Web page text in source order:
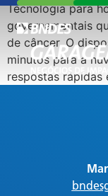
Tecnologia para
governamentais
de câncer. O
minutos para a
respostas rápidas